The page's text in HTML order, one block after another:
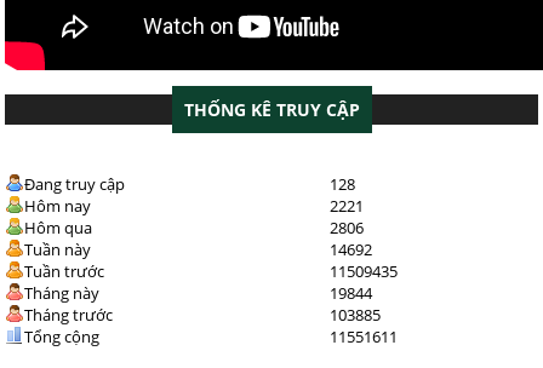
THỐNG KÊ TRUY CẬP
Đang truy cập
128
Hôm nay
2221
Hôm qua
2806
Tuần này
14692
Tuần trước
11509435
Tháng này
19844
Tháng trước
103885
Tổng cộng
11551611